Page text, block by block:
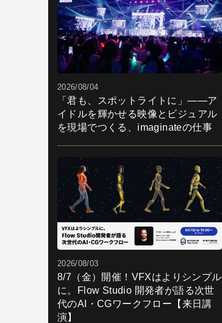
2026/08/04
「君も、スポットライトに」――ア
イドルを輝かせる映像とビジュアル
を現場でつくる、imaginateの仕事
2026/08/03
8/7（金）開催！VFXはよりシンプル
に。Flow Studio 開発者が語る次世
代のAI・CGワークフロー【来日講
演】